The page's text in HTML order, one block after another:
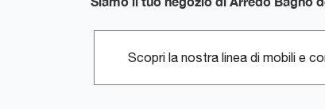
Scopri la nostra linea di mobili e